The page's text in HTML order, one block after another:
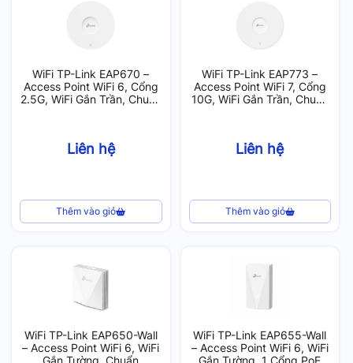
WiFi TP-Link EAP670 –
Access Point WiFi 6, Cổng
2.5G, WiFi Gắn Trần, Chuẩn
Liên hệ
Thêm vào giỏ
WiFi TP-Link EAP773 –
Access Point WiFi 7, Cổng
10G, WiFi Gắn Trần, Chuẩn
Liên hệ
Thêm vào giỏ
WiFi TP-Link EAP650-Wall
– Access Point WiFi 6, WiFi
WiFi TP-Link EAP655-Wall
– Access Point WiFi 6, WiFi